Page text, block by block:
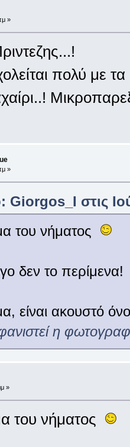
»
πολύ με
»
στις
του νήματος
δεν το περίμενα!
είναι ακουστό
η
»
του νήματος